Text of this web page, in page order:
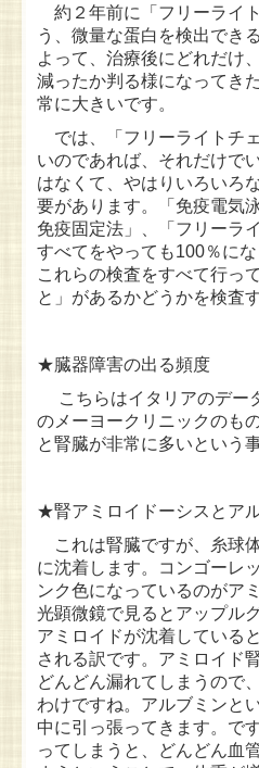
約２年前に「フリーライ
う、微量な蛋白を検出でき
よって、治療後にどれだけ
減ったか判る様になってき
常に大きいです。
では、「フリーライトチ
いのであれば、それだけで
はなくて、やはりいろいろ
要があります。「免疫電気
免疫固定法」、「フリーラ
すべてをやっても100％に
これらの検査をすべて行っ
と」があるかどうかを検査
★臓器障害の出る頻度
こちらはイタリアのデー
のメーヨークリニックのも
と腎臓が非常に多いという
★腎アミロイドーシスとア
これは腎臓ですが、糸球
に沈着します。コンゴーレ
ンク色になっているのがア
光顕微鏡で見るとアップル
アミロイドが沈着している
される訳です。アミロイド
どんどん漏れてしまうので
わけですね。アルブミンと
中に引っ張ってきます。で
ってしまうと、どんどん血